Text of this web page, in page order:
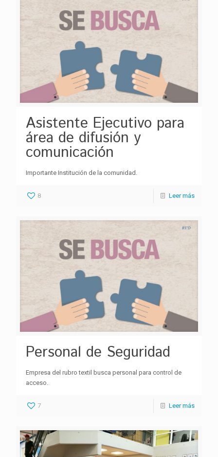
Asistente Ejecutivo para
área de difusión y
comunicación
Importante Institución de la comunidad.
8 Leer más
Personal de Seguridad
Empresa del rubro textil busca personal para control de
acceso.
7 Leer más